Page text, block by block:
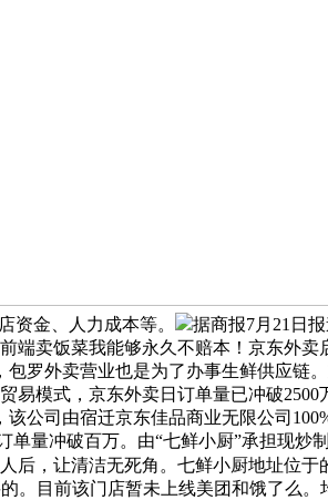
资金、人力成本等。
据商报7月21日
卖饭菜我能够永久不赔本！京东外
罗外卖营业也是为了办事生鲜供应链
易模式，京东外卖日订单量已冲破
公司由宿迁京东佳品商业无限公司
量冲破百万。由“七鲜小厨”承担现
后，让清洁无死角。七鲜小厨地址位
。目前该门店暂未上线美团和饿了么